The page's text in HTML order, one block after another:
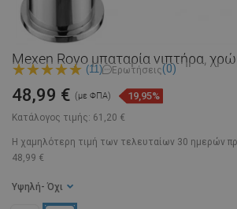
Mexen Royo μπαταρία νιπτήρα,
(11) Ερωτήσεις(0)
Κατάλογος τιμής: 61,20 €
48,99 € (με ΦΠΑ) 19,95%
Η χαμηλότερη τιμή των τελευταίων 30 ημερών
48,99 €
Υψηλή - Όχι